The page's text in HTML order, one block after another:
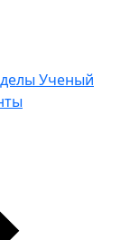
Ученый